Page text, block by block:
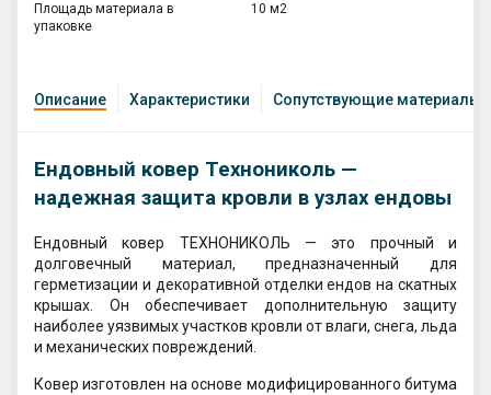
Площадь материала в
упаковке
10 м2
Описание Характеристики Сопутствующие материалы
Ендовный ковер Технониколь —
надежная защита кровли в узлах ендовы
Ендовный ковер ТЕХНОНИКОЛЬ — это прочный и
долговечный материал, предназначенный для
герметизации и декоративной отделки ендов на скатных
крышах. Он обеспечивает дополнительную защиту
наиболее уязвимых участков кровли от влаги, снега, льда
и механических повреждений.
Ковер изготовлен на основе модифицированного битума